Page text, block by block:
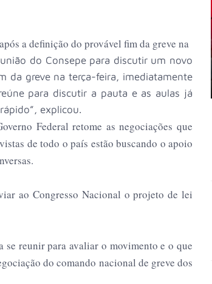
a definição do provável fim da greve na
do Consepe para discutir um novo
da greve na terça-feira, imediatamente
para discutir a pauta e as aulas já
explicou.
Federal retome as negociações que
de todo o país estão buscando o apoio
ao Congresso Nacional o projeto de lei
se reunir para avaliar o movimento e o que
do comando nacional de greve dos